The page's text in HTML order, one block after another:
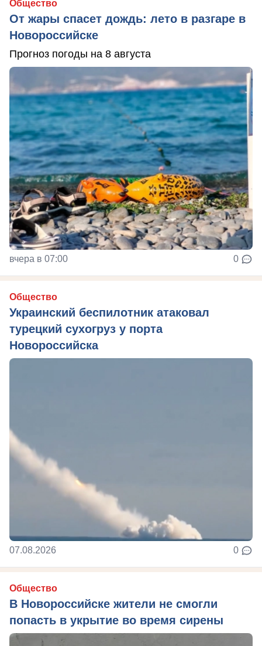
Общество
От жары спасет дождь: лето в разгаре в
Новороссийске
Прогноз погоды на 8 августа
вчера в 07:00 0
Общество
Украинский беспилотник атаковал
турецкий сухогруз у порта
Новороссийска
07.08.2026 0
Общество
В Новороссийске жители не смогли
попасть в укрытие во время сирены